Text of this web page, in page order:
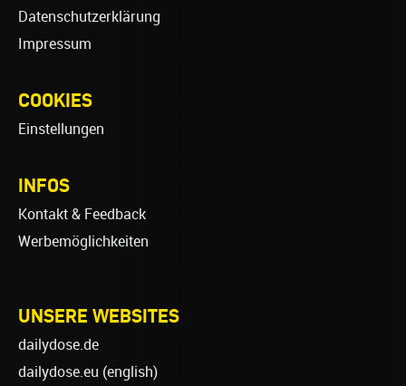
Datenschutzerklärung
Impressum
COOKIES
Einstellungen
INFOS
Kontakt & Feedback
Werbemöglichkeiten
UNSERE WEBSITES
dailydose.de
dailydose.eu (english)